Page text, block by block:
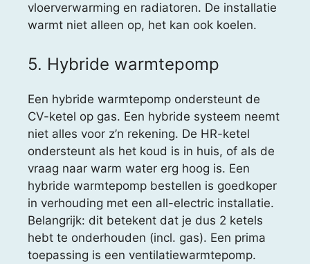
vloerverwarming en radiatoren. De installatie
warmt niet alleen op, het kan ook koelen.
5. Hybride warmtepomp
Een hybride warmtepomp ondersteunt de
CV-ketel op gas. Een hybride systeem neemt
niet alles voor z’n rekening. De HR-ketel
ondersteunt als het koud is in huis, of als de
vraag naar warm water erg hoog is. Een
hybride warmtepomp bestellen is goedkoper
in verhouding met een all-electric installatie.
Belangrijk: dit betekent dat je dus 2 ketels
hebt te onderhouden (incl. gas). Een prima
toepassing is een ventilatiewarmtepomp.